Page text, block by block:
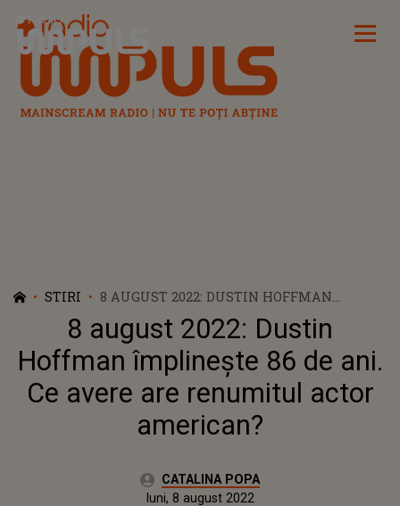
Radio Impuls
STIRI
8 AUGUST 2022: DUSTIN HOFFMAN
ÎMPLINEȘTE 86 DE ANI. CE AVERE ARE
RENUMITUL ACTOR AMERICAN?
8 august 2022: Dustin
Hoffman împlinește 86 de ani.
Ce avere are renumitul actor
american?
Autor:CATALINA POPA
Actualizat:
luni, 8 august 2022